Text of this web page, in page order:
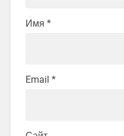
Имя *
Email *